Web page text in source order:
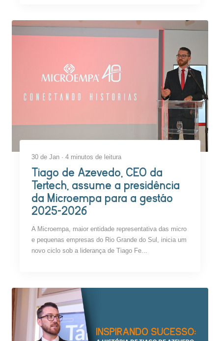
30 de Jan · 4 minutos de leitura
Tiago de Azevedo, CEO da
Tertech, assume a presidência
da Microempa para a gestão
2025-2026
A Microempa, maior entidade representativa das micro
e pequenas empresas do Rio Grande do Sul, inicia um
novo ciclo sob a liderança de Tiago Fe...